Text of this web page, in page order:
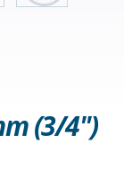
(3/4")